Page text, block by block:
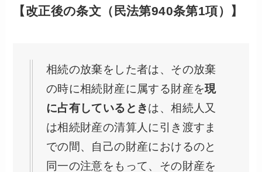
【改正後の条文（民法第940条第1項）】
相続の放棄をした者は、その放棄
の時に相続財産に属する財産を現
に占有しているときは、相続人又
は相続財産の清算人に引き渡すま
での間、自己の財産におけるのと
同一の注意をもって、その財産を